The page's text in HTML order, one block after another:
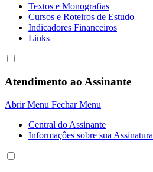
Textos e Monografias
Cursos e Roteiros de Estudo
Indicadores Financeiros
Links
Atendimento ao Assinante
Abrir Menu Fechar Menu
Central do Assinante
Informaçôes sobre sua Assinatura